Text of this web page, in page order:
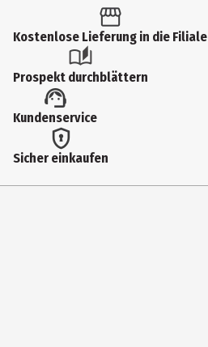
Produkttyp
Hersteller
History & Heraldry GmbH
Herstelleradresse
Kostenlose Lieferung in die Filiale
Prospekt durchblättern
Kundenservice
Sicher einkaufen